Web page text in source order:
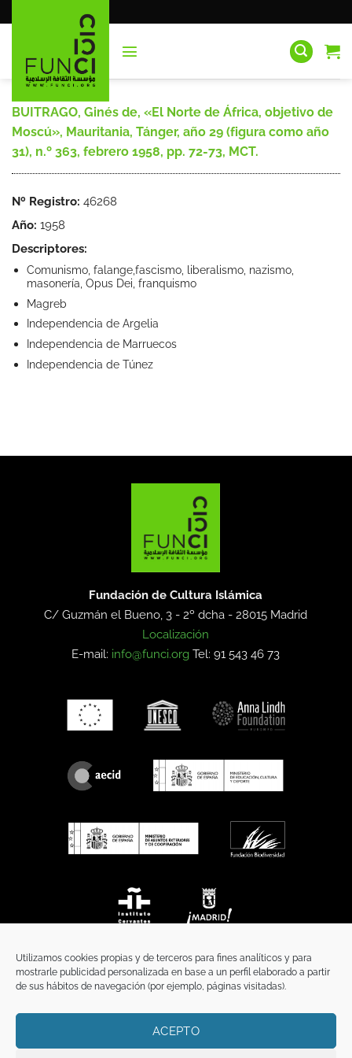
Utilizamos cookies propias y de terceros para fines analíticos y para
mostrarle publicidad personalizada en base a un perfil elaborado a partir
de sus hábitos de navegación (por ejemplo, páginas visitadas).
ACEPTO
al
BUITRAGO, Ginés de, «El Norte de África, objetivo de
Moscú», Mauritania, Tánger, año 29 (figura como año
31), n.º 363, febrero 1958, pp. 72-73, MCT.
Nº Registro: 46268
Año: 1958
Descriptores:
Comunismo, falange,fascismo, liberalismo, nazismo,
masonería, Opus Dei, franquismo
Magreb
Independencia de Argelia
Independencia de Marruecos
Independencia de Túnez
Fundación de Cultura Islámica
C/ Guzmán el Bueno, 3 - 2º dcha -28015 Madrid
Localización
E-mail: info@funci.org Tel: 91 543 46 73
POLÍTICA DE PRIVACIDAD
POLÍTICA DE COOKIES